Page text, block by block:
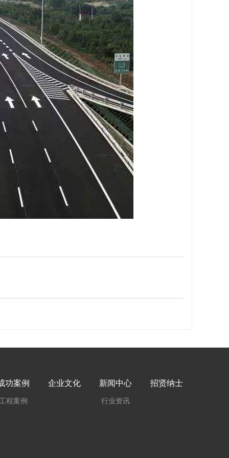
功案例
程案例
企业文化 新闻中心
行业资讯
招贤纳士